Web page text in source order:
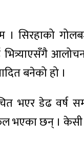
सिरहाको
बनेको हो ।
भएर डेढ वर्ष
भएका छन् । केसी